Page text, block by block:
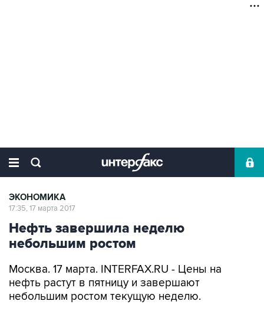
ЭКОНОМИКА
17:35, 17 марта 2017
Нефть завершила неделю
небольшим ростом
Москва. 17 марта. INTERFAX.RU - Цены на
нефть растут в пятницу и завершают
небольшим ростом текущую неделю.